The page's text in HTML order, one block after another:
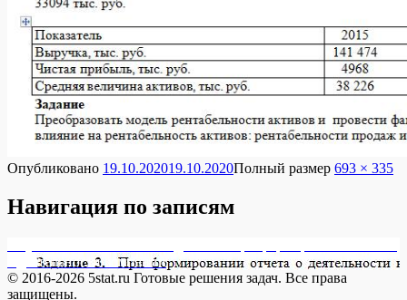
Опубликовано 19.10.202019.10.2020Полный размер 693 × 335
Навигация по записям
о деятельности компании
© 2016-2026 5stat.ru Готовые решения задач. Все права
защищены.